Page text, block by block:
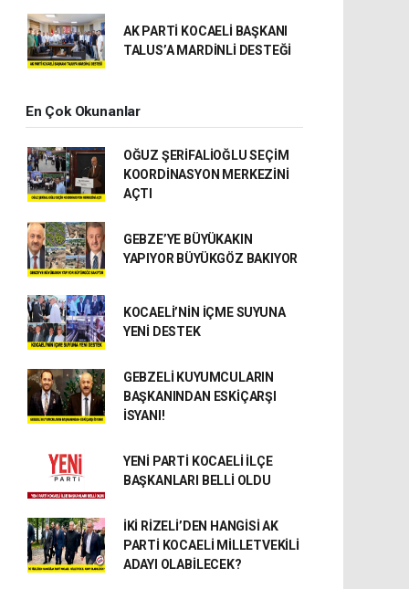
AK PARTİ KOCAELİ BAŞKANI
TALUS’A MARDİNLİ DESTEĞİ
En Çok Okunanlar
OĞUZ ŞERİFALİOĞLU SEÇİM
KOORDİNASYON MERKEZİNİ
AÇTI
GEBZE’YE BÜYÜKAKIN
YAPIYOR BÜYÜKGÖZ BAKIYOR
KOCAELİ’NİN İÇME SUYUNA
YENİ DESTEK
GEBZELİ KUYUMCULARIN
BAŞKANINDAN ESKİÇARŞI
İSYANI!
YENİ PARTİ KOCAELİ İLÇE
BAŞKANLARI BELLİ OLDU
İKİ RİZELİ’DEN HANGİSİ AK
PARTİ KOCAELİ MİLLETVEKİLİ
ADAYI OLABİLECEK?